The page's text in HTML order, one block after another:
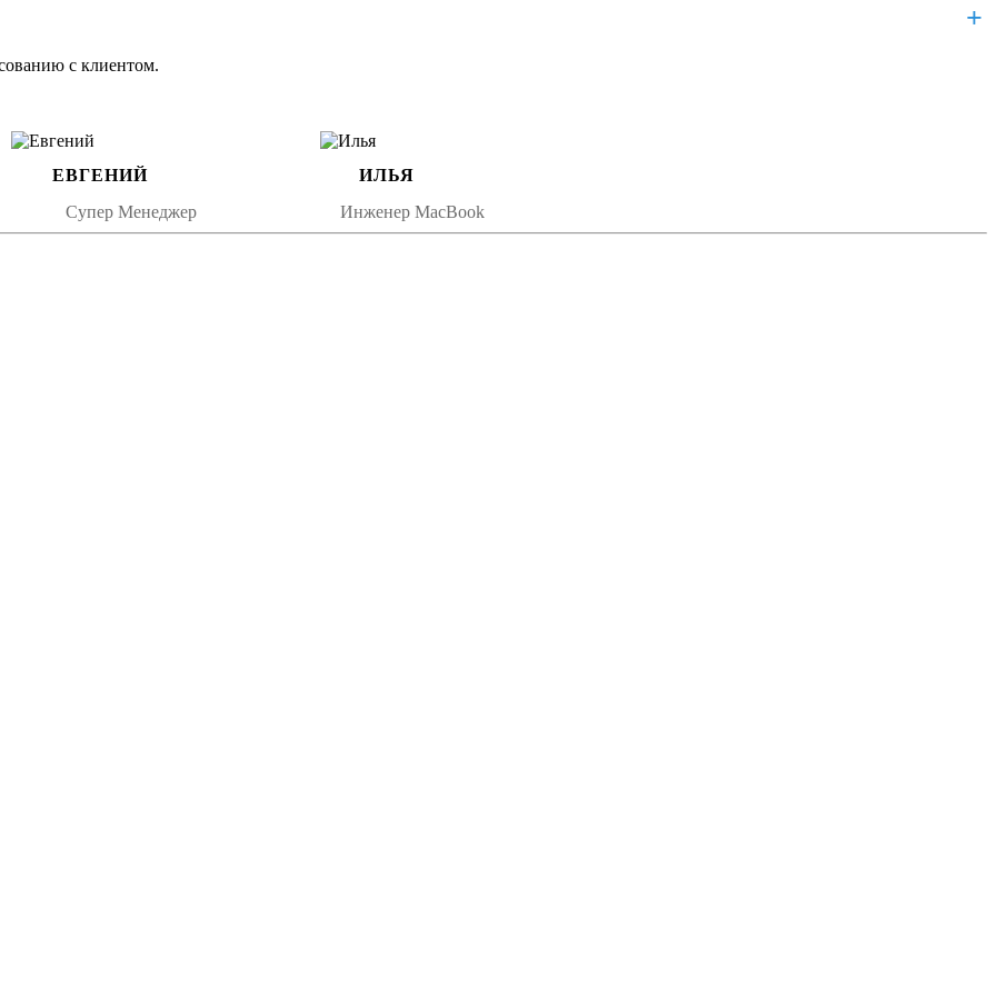
— вспышку, шлейф, питание, работу с приложениями.
и добраться до камеры без риска повреждения дисплея или корпуса.
или высокого качества аналоги. Модуль крепится и подключается по всем стандартам Apple.
с клиентом.
ЕВГЕНИЙ
Супер Менеджер
ИЛЬЯ
Инженер MacBook